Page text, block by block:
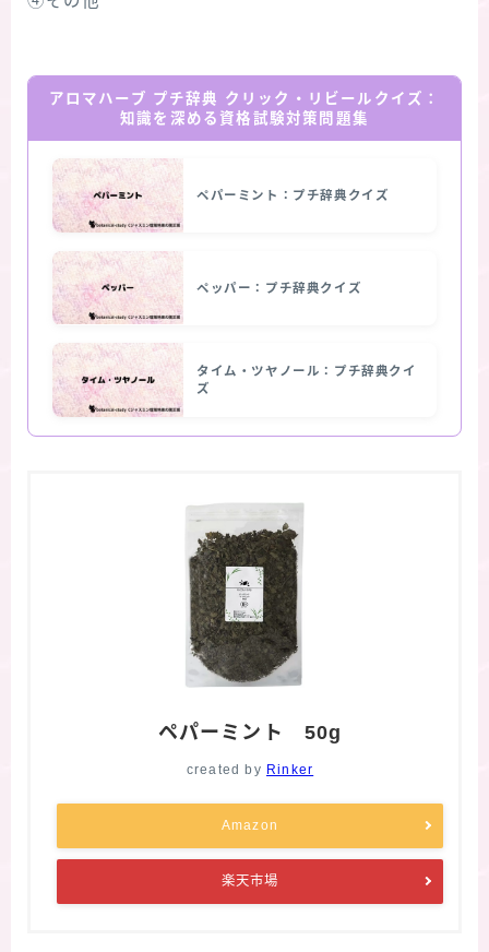
アロマハーブ プチ辞典 クリック・リビールクイズ：
知識を深める資格試験対策問題集
ペパーミント：プチ辞典クイズ
ペッパー：プチ辞典クイズ
タイム・ツヤノール：プチ辞典クイ
ズ
ペパーミント 50g
created by Rinker
Amazon
楽天市場